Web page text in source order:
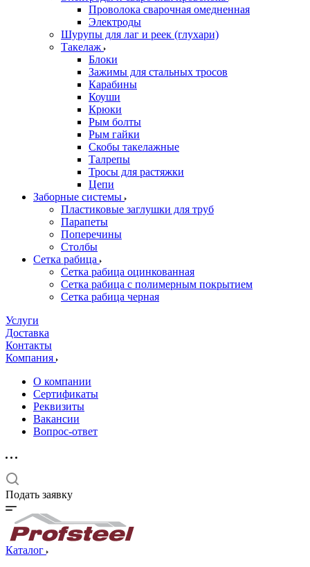
Проволока сварочная омедненная
Электроды
Шурупы для лаг и реек (глухари)
Такелаж
Блоки
Зажимы для стальных тросов
Карабины
Коуши
Крюки
Рым болты
Рым гайки
Скобы такелажные
Талрепы
Тросы для растяжки
Цепи
Заборные системы
Пластиковые заглушки для труб
Парапеты
Поперечины
Столбы
Сетка рабица
Сетка рабица оцинкованная
Сетка рабица с полимерным покрытием
Сетка рабица черная
Услуги
Доставка
Контакты
Компания
О компании
Сертификаты
Реквизиты
Вакансии
Вопрос-ответ
Подать заявку
Каталог